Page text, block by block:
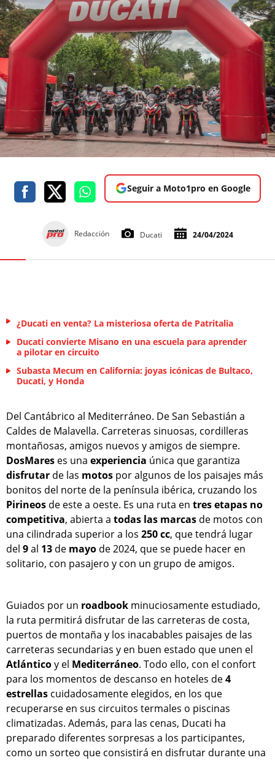
Seguir a Moto1pro en Google
Redacción Ducati 24/04/2024
¿Ducati en venta? La misteriosa oferta de Patritalia
Ducati convierte Misano en una escuela para aprender
a pilotar en circuito
Subasta Mecum en California: joyas icónicas de Bultaco,
Ducati, y Honda
Del Cantábrico al Mediterráneo. De San Sebastián a
Caldes de Malavella. Carreteras sinuosas, cordilleras
montañosas, amigos nuevos y amigos de siempre.
DosMares es una experiencia única que garantiza
disfrutar de las motos por algunos de los paisajes más
bonitos del norte de la península ibérica, cruzando los
Pirineos de este a oeste. Es una ruta en tres etapas no
competitiva, abierta a todas las marcas de motos con
una cilindrada superior a los 250 cc, que tendrá lugar
del 9al 13 de mayo de 2024, que se puede hacer en
solitario, con pasajero y con un grupo de amigos.
Guiados por un roadbook minuciosamente estudiado,
la ruta permitirá disfrutar de las carreteras de costa,
puertos de montaña y los inacabables paisajes de las
carreteras secundarias y en buen estado que unen el
Atlánticoy el Mediterráneo. Todo ello, con el confort
para los momentos de descanso en hoteles de4
estrellas cuidadosamente elegidos, en los que
recuperarse en sus circuitos termales o piscinas
climatizadas. Además, para las cenas, Ducati ha
preparado diferentes sorpresas a los participantes,
como un sorteo que consistirá en disfrutar durante una